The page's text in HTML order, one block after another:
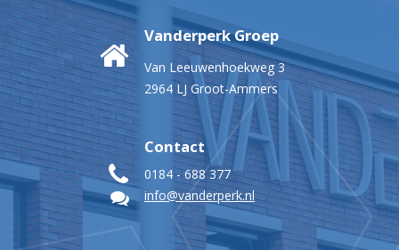
Vanderperk Groep
Van Leeuwenhoekweg 3
2964 LJ Groot-Ammers
Contact
0184 - 688 377
info@vanderperk.nl